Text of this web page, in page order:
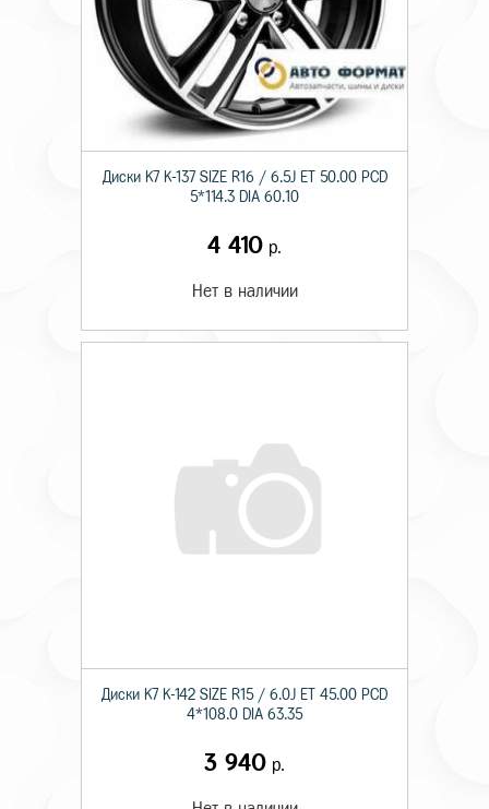
Диски K7 K-137 SIZE R16 / 6.5J ET 50.00 PCD
5*114.3 DIA 60.10
4 410 р.
Нет в наличии
Диски K7 K-142 SIZE R15 / 6.0J ET 45.00 PCD
4*108.0 DIA 63.35
3 940 р.